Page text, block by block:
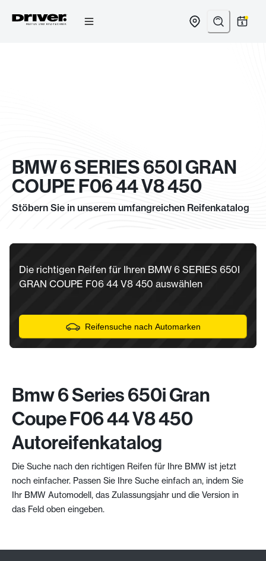
BMW 6 SERIES 650I GRAN
COUPE F06 44 V8 450
Stöbern Sie in unserem umfangreichen Reifenkatalog
Die richtigen Reifen für Ihren BMW 6 SERIES 650I
GRAN COUPE F06 44 V8 450 auswählen
Reifensuche nach Automarken
Bmw 6 Series 650i Gran
Coupe F06 44 V8 450
Autoreifenkatalog
Die Suche nach den richtigen Reifen für Ihre BMW ist jetzt
noch einfacher. Passen Sie Ihre Suche einfach an, indem Sie
Ihr BMW Automodell, das Zulassungsjahr und die Version in
das Feld oben eingeben.